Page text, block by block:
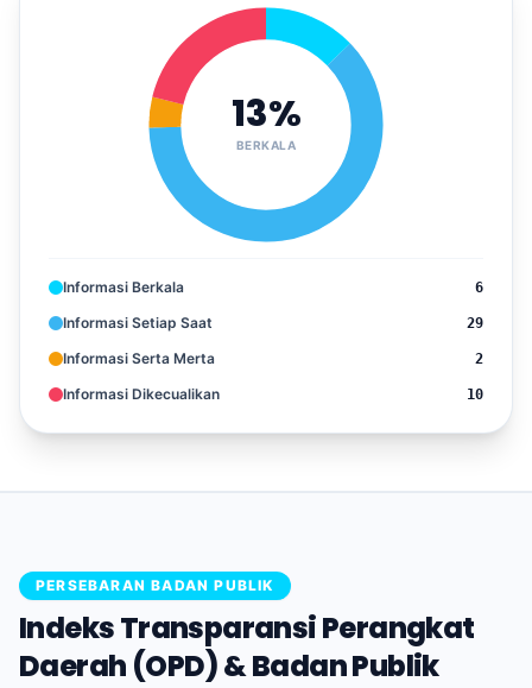
13%
BERKALA
Informasi Berkala 6
Informasi Setiap Saat 29
Informasi Serta Merta 2
Informasi Dikecualikan 10
PERSEBARAN BADAN PUBLIK
Indeks Transparansi Perangkat
Daerah (OPD) & Badan Publik